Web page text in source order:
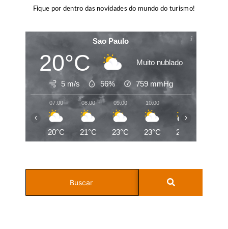
Fique por dentro das novidades do mundo do turismo!
Sao Paulo
20°C Muito nublado
5 m/s 56% 759 mmHg
07:00
20°C
08:00
21°C
09:00
23°C
10:00
23°C 25°C
‹ ›